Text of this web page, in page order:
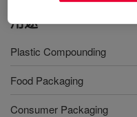
用途
Plastic Compounding
Food Packaging
Consumer Packaging